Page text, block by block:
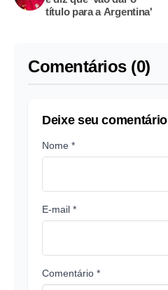
título para a Argentina'
Comentários (0)
Deixe seu comentário
Nome *
E-mail *
Comentário *